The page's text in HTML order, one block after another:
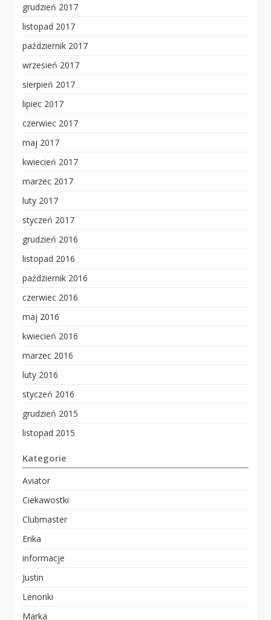
grudzień 2017
listopad 2017
październik 2017
wrzesień 2017
sierpień 2017
lipiec 2017
czerwiec 2017
maj 2017
kwiecień 2017
marzec 2017
luty 2017
styczeń 2017
grudzień 2016
listopad 2016
październik 2016
czerwiec 2016
maj 2016
kwiecień 2016
marzec 2016
luty 2016
styczeń 2016
grudzień 2015
listopad 2015
Kategorie
Aviator
Ciekawostki
Clubmaster
Erika
informacje
Justin
Lenonki
Marka